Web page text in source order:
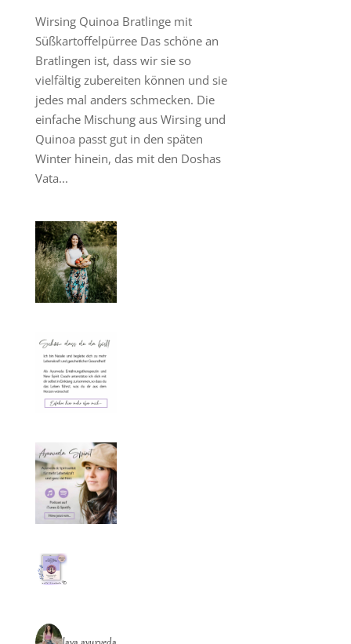
Wirsing Quinoa Bratlinge mit
Süßkartoffelpürree Das schöne an
Bratlingen ist, dass wir sie so
vielfältig zubereiten können und sie
jedes mal anders schmecken. Die
einfache Mischung aus Wirsing und
Quinoa passt gut in den späten
Winter hinein, das mit den Doshas
Vata...